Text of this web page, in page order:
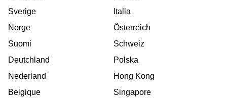
Sverige
Norge
Suomi
Deutchland
Nederland
Belgique
Italia
Österreich
Schweiz
Polska
Hong Kong
Singapore